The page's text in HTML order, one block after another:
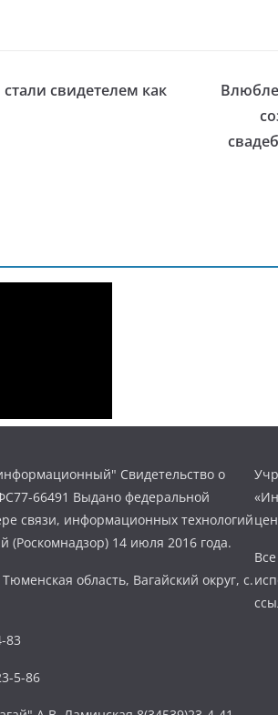
свидетелем как
Свидетельство о
66491 Выдано федеральной
связи, информационных технологий
(Роскомнадзор) 14 июля 2016 года.
область, Вагайский округ, с.
83
5-86